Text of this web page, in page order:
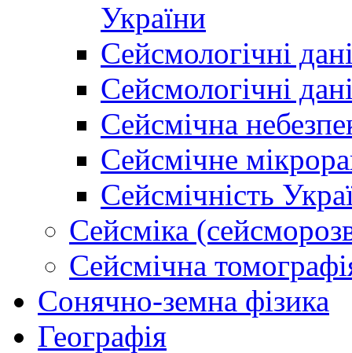
України
Сейсмологічні
Сейсмологічні
Сейсмічна
Сейсмічне
Сейсмічність
Сейсміка
Сейсмічна
Сонячно-земна фізика
Географія